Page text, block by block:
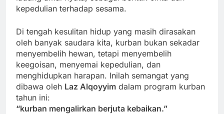
kepedulian terhadap sesama.
Di tengah kesulitan hidup yang masih dirasakan
oleh banyak saudara kita, kurban bukan sekadar
menyembelih hewan, tetapi menyembelih
keegoisan, menyemai kepedulian, dan
menghidupkan harapan. Inilah semangat yang
dibawa oleh Laz Alqoyyim dalam program kurban
tahun ini:
“kurban mengalirkan berjuta kebaikan.”